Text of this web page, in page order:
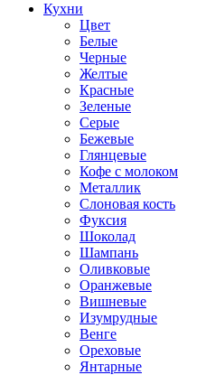
Кухни
Цвет
Белые
Черные
Желтые
Красные
Зеленые
Серые
Бежевые
Глянцевые
Кофе с молоком
Металлик
Слоновая кость
Фуксия
Шоколад
Шампань
Оливковые
Оранжевые
Вишневые
Изумрудные
Венге
Ореховые
Янтарные